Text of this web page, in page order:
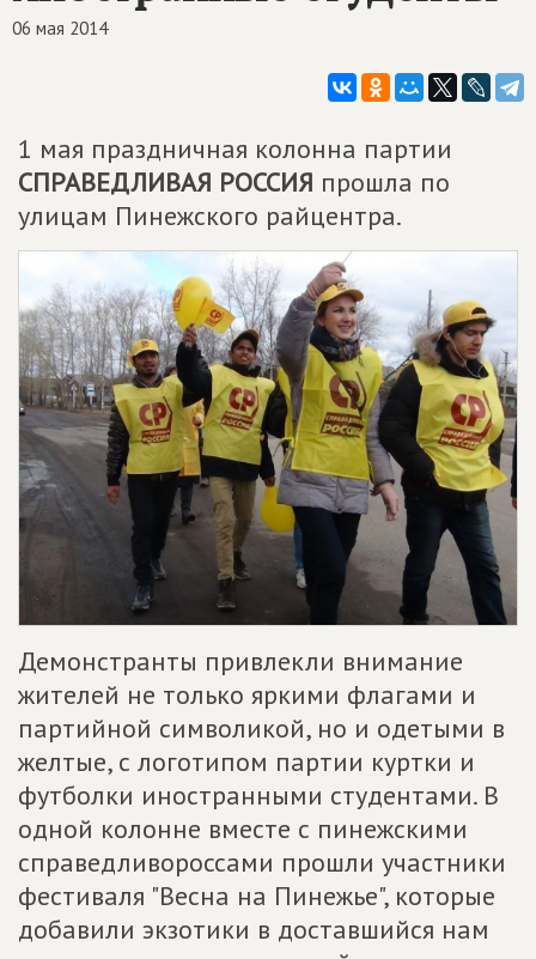
06 мая 2014
1 мая праздничная колонна партии
СПРАВЕДЛИВАЯ РОССИЯ прошла по
улицам Пинежского райцентра.
Демонстранты привлекли внимание
жителей не только яркими флагами и
партийной символикой, но и одетыми в
желтые, с логотипом партии куртки и
футболки иностранными студентами. В
одной колонне вместе с пинежскими
справедливороссами прошли участники
фестиваля "Весна на Пинежье", которые
добавили экзотики в доставшийся нам